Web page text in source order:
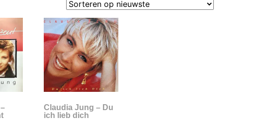
Claudia Jung – Du
ich lieb dich